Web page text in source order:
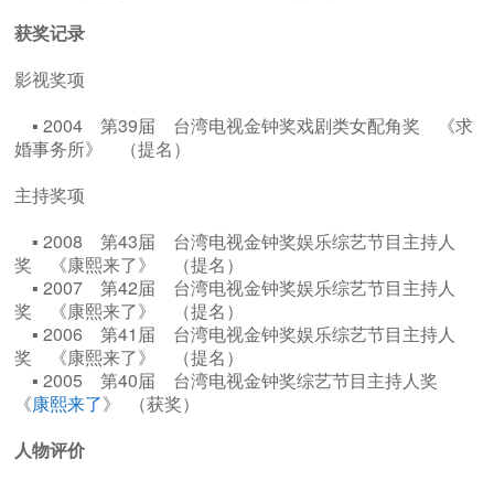
获奖记录
影视奖项
▪ 2004 第39届 台湾电视金钟奖戏剧类女配角奖 《求
婚事务所》 （提名）
主持奖项
▪ 2008 第43届 台湾电视金钟奖娱乐综艺节目主持人
奖 《康熙来了》 （提名）
▪ 2007 第42届 台湾电视金钟奖娱乐综艺节目主持人
奖 《康熙来了》 （提名）
▪ 2006 第41届 台湾电视金钟奖娱乐综艺节目主持人
奖 《康熙来了》 （提名）
▪ 2005 第40届 台湾电视金钟奖综艺节目主持人奖
《康熙来了》 （获奖）
人物评价